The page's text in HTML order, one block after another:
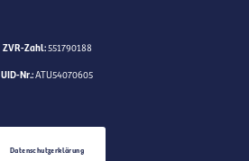
ZVR-Zahl:551790188
UID-Nr.:ATU54070605
Datenschutzerklärung